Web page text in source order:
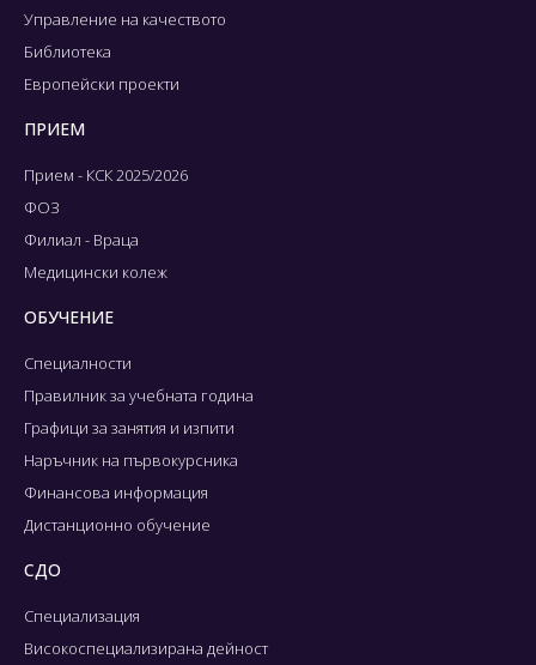
Управление на качеството
Библиотека
Европейски проекти
ПРИЕМ
Прием - КСК 2025/2026
ФОЗ
Филиал - Враца
Медицински колеж
ОБУЧЕНИЕ
Специалности
Правилник за учебната година
Графици за занятия и изпити
Наръчник на първокурсника
Финансова информация
Дистанционно обучение
СДО
Специализация
Високоспециализирана дейност